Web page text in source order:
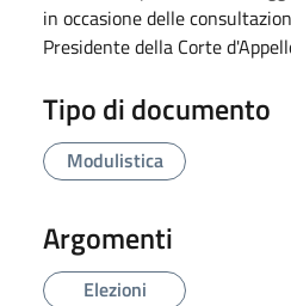
in occasione delle
Presidente della Corte
Tipo di documento
Modulistica
Argomenti
Elezioni